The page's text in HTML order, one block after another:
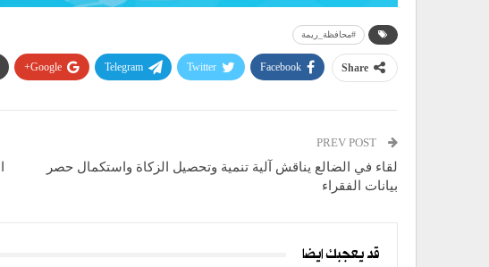
#محافظة_ريمة
Share
Facebook
Twitter
Telegram
Google+
لقاء في الضالع يناقش آلية تنمية وتحصيل الزكاة واستكمال حصر
بيانات الفقراء
قد يعجبك ايضا